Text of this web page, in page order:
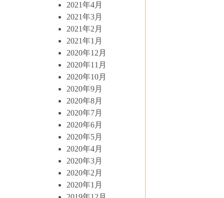
2021年4月
2021年3月
2021年2月
2021年1月
2020年12月
2020年11月
2020年10月
2020年9月
2020年8月
2020年7月
2020年6月
2020年5月
2020年4月
2020年3月
2020年2月
2020年1月